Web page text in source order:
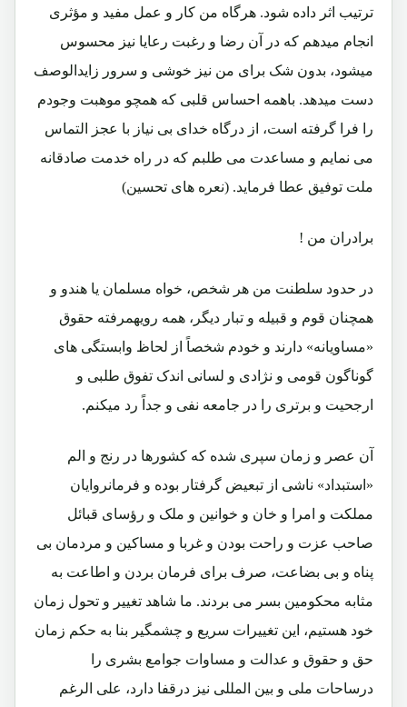
ترتیب اثر داده شود. هرگاه من کار و عمل مفید و مؤثری
انجام میدهم که در آن رضا و رغبت رعایا نیز محسوس
میشود، بدون شک برای من نیز خوشی و سرور زایدالوصف
دست میدهد. باهمه احساس قلبی که همچو موهبت وجودم
را فرا گرفته است، از درگاه خدای بی نیاز با عجز التماس
می نمایم و مساعدت می طلبم که در راه خدمت صادقانه
ملت توفیق عطا فرماید. (نعره های تحسین)
برادران من !
در حدود سلطنت من هر شخص، خواه مسلمان یا هندو و
همچنان قوم و قبیله و تبار دیگر، همه رویهمرفته حقوق
«مساویانه» دارند و خودم شخصاً از لحاظ وابستگی های
گوناگون قومی و نژادی و لسانی اندک تفوق طلبی و
ارجحیت و برتری را در جامعه نفی و جداً رد میکنم.
آن عصر و زمان سپری شده که کشورها در رنج و الم
«استبداد» ناشی از تبعیض گرفتار بوده و فرمانروایان
مملکت و امرا و خان و خوانین و ملک و رؤسای قبائل
صاحب عزت و راحت بودن و غربا و مساکین و مردمان بی
پناه و بی بضاعت، صرف برای فرمان بردن و اطاعت به
مثابه محکومین بسر می بردند. ما شاهد تغییر و تحول زمان
خود هستیم، این تغییرات سریع و چشمگیر بنا به حکم زمان
حق و حقوق و عدالت و مساوات جوامع بشری را
درساحات ملی و بین المللی نیز درقفا دارد، علی الرغم